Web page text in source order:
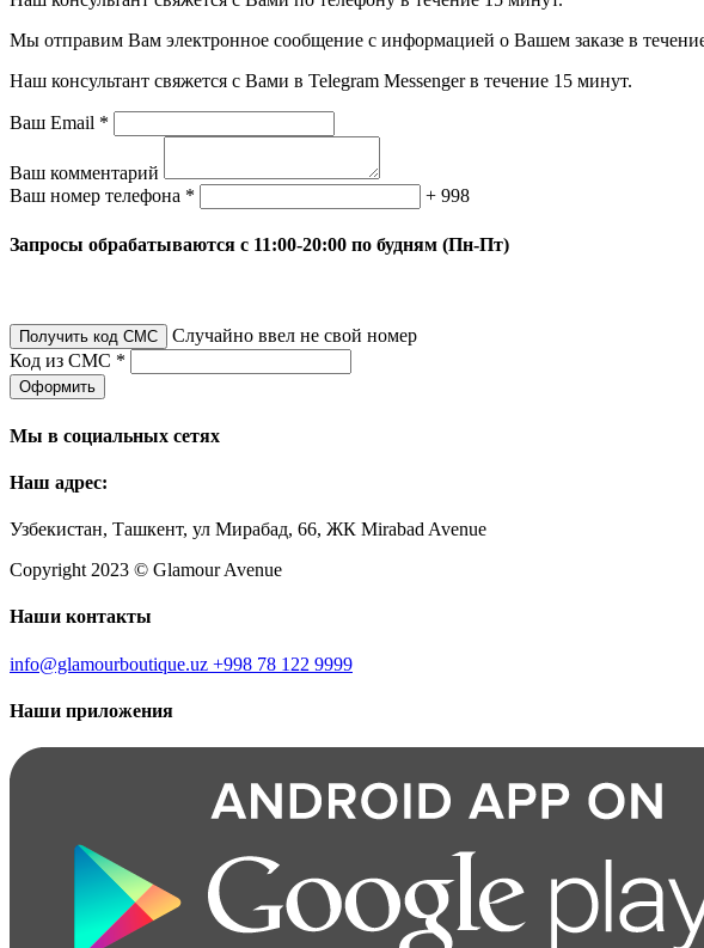
Мы отправим Вам электронное сообщение с информацией о Вашем заказе в
Наш консультант свяжется с Вами в Telegram Messenger в течение 15 минут.
Ваш Email *
Ваш комментарий
Ваш номер телефона *
+ 998
Запросы обрабатываются с 11:00-20:00 по будням (Пн-Пт)
Получить код СМС
Случайно ввел не свой номер
Код из СМС *
Оформить
Мы в социальных сетях
Наш адрес:
Узбекистан, Ташкент, ул Мирабад, 66, ЖК Mirabad Avenue
Copyright 2023 © Glamour Avenue
Наши контакты
info@glamourboutique.uz +998 78 122 9999
Наши приложения